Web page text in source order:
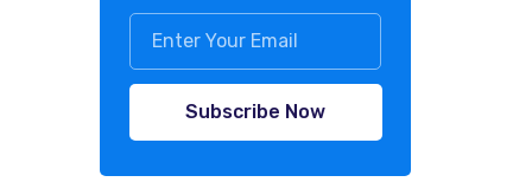
Subscribe Now